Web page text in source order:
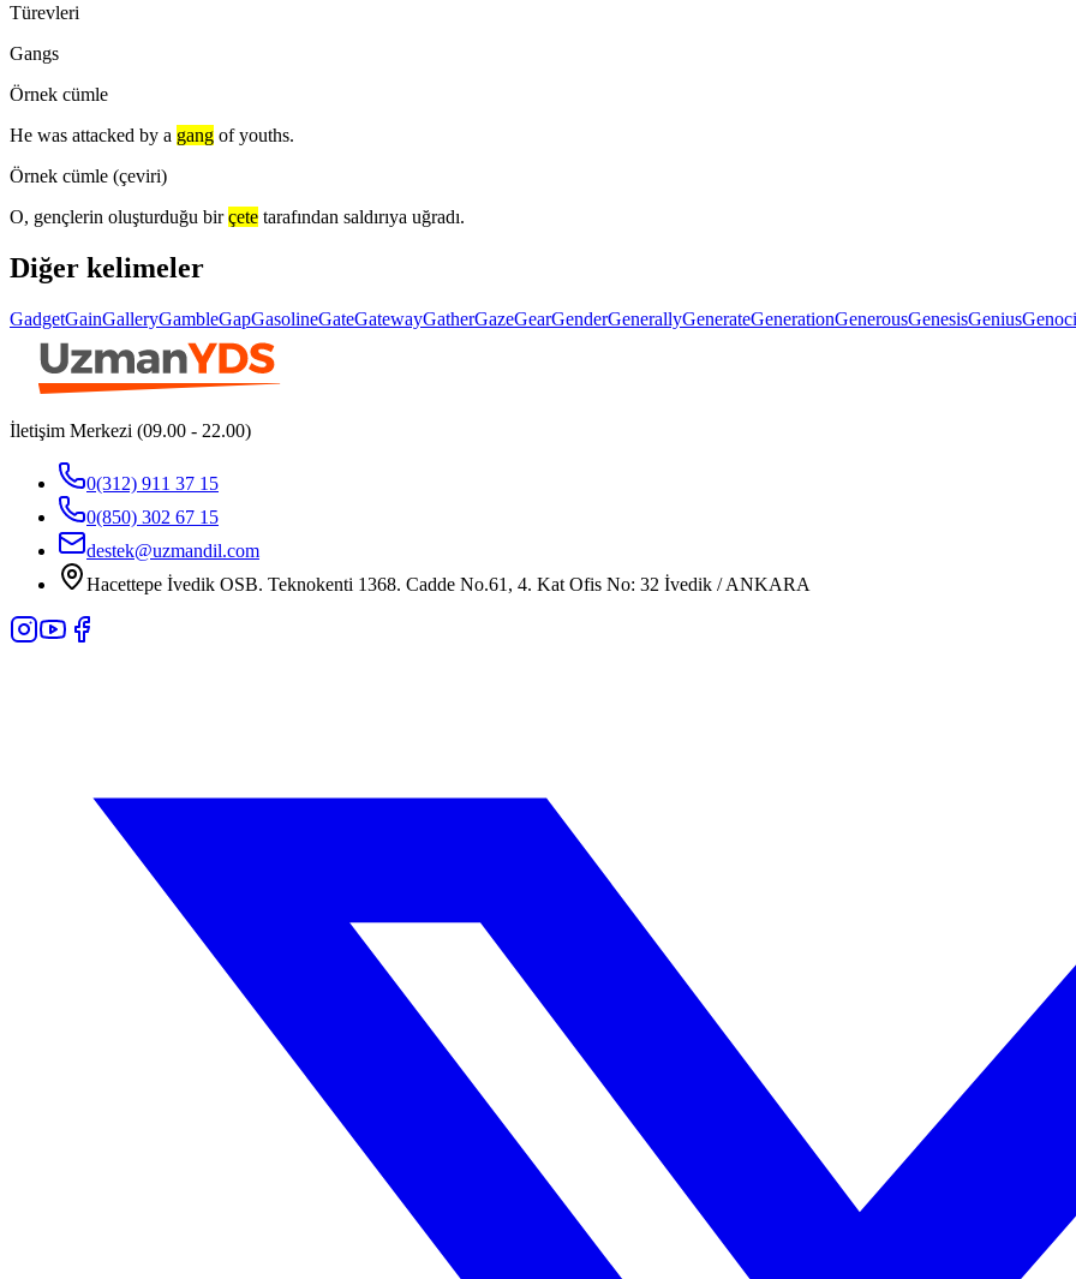
Türevleri
Gangs
Örnek cümle
He was attacked by a gang of youths.
Örnek cümle (çeviri)
O, gençlerin oluşturduğu bir çete tarafından saldırıya uğradı.
Diğer kelimeler
GadgetGainGalleryGambleGapGasolineGateGatewayGatherGazeGearGenderGenerallyGenerateGenerationGenerousGenesisGenius
İletişim Merkezi (09.00 - 22.00)
0(312) 911 37 15
0(850) 302 67 15
destek@uzmandil.com
Hacettepe İvedik OSB. Teknokenti 1368. Cadde No.61, 4. Kat Ofis No: 32 İvedik / ANKARA